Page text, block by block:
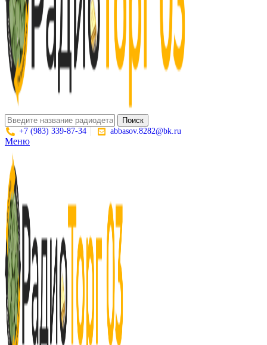
Поиск
+7 (983) 339-87-34
abbasov.8282@bk.ru
Меню